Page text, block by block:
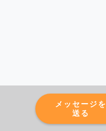
メッセージを
送る